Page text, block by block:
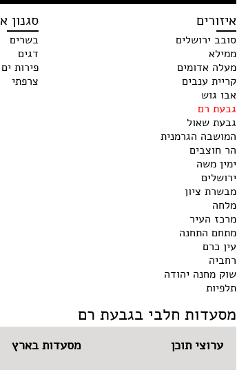
איזורים
סובב ירושלים
ממילא
מעלה אדומים
קריית ענבים
אבו גוש
גבעת רם
גבעת שאול
המושבה הגרמנית
הר חוצבים
ימין משה
ירושלים
מבשרת ציון
מלחה
מרכז העיר
מתחם התחנה
עין כרם
רחביה
שוק מחנה יהודה
תלפיות
סגנון
בשרים
דגים
פירות ים
צרפתי
מסעדות חלבי בגבעת רם
ערוצי תוכן מסעדות בארץ